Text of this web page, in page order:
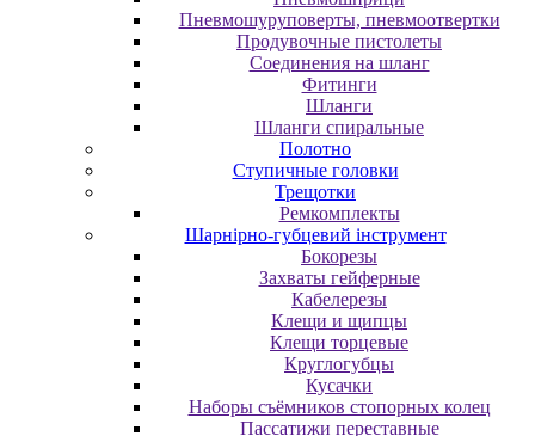
Пневмошуруповерты, пневмоотвертки
Продувочные пистолеты
Соединения на шланг
Фитинги
Шланги
Шланги спиральные
Полотно
Ступичные головки
Трещотки
Ремкомплекты
Шарнірно-губцевий інструмент
Бокорезы
Захваты гейферные
Кабелерезы
Клещи и щипцы
Клещи торцевые
Круглогубцы
Кусачки
Наборы съёмников стопорных колец
Пассатижи переставные